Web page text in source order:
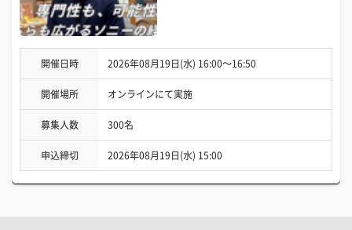
開催日時 2026年08月19日(水) 16:00〜16:50
開催場所 オンラインにて実施
募集人数 300名
申込締切 2026年08月19日(水) 15:00